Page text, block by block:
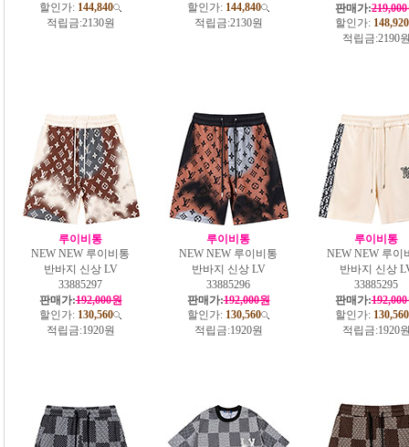
할인가: 144,840
적립금:2130원
할인가: 144,840
적립금:2130원
판매가:
할인가: 148,920
적립금:2190
루이비통
NEW NEW 루이비통
반바지 신상 LV
33885297
판매가:192,000원
할인가: 130,560
적립금:1920원
루이비통
NEW NEW 루이비통
반바지 신상 LV
33885296
판매가:192,000원
할인가: 130,560
적립금:1920원
루이비통
NEW NEW 루이
반바지 신상
33885295
판매가:
할인가: 130,560
적립금:1920